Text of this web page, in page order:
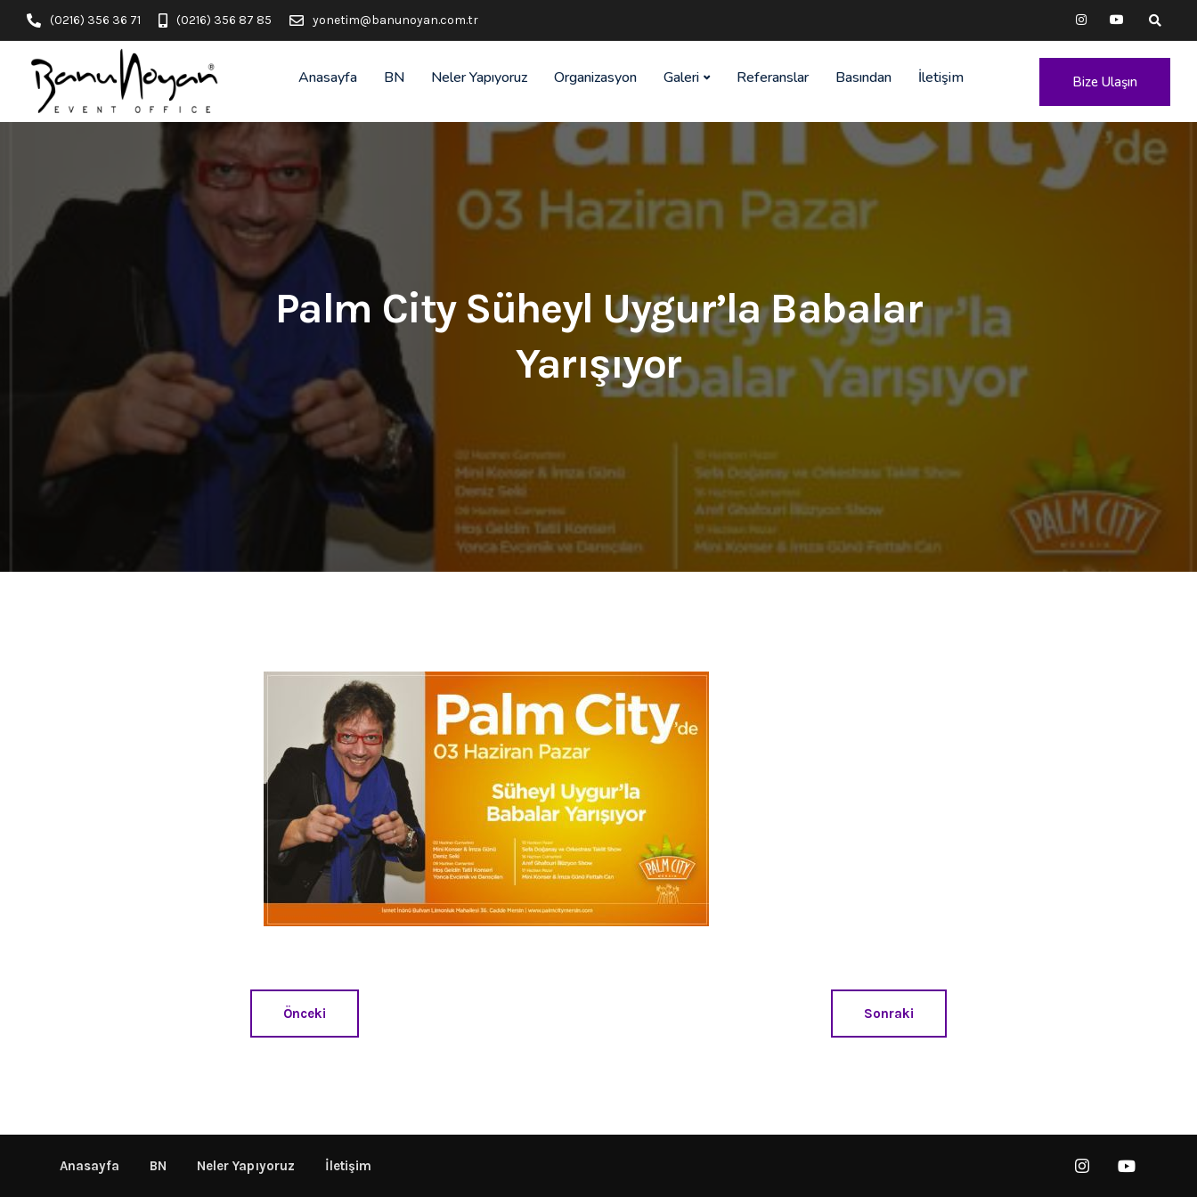
(0216) 356 36 71 (0216) 356 87 85 yonetim@banunoyan.com.tr
Anasayfa BN Neler Yapıyoruz Organizasyon Galeri Referanslar Basından İletişim Bize Ulaşın
Palm City Süheyl Uygur’la Babalar
Yarışıyor
Önceki Sonraki
Anasayfa BN Neler Yapıyoruz İletişim